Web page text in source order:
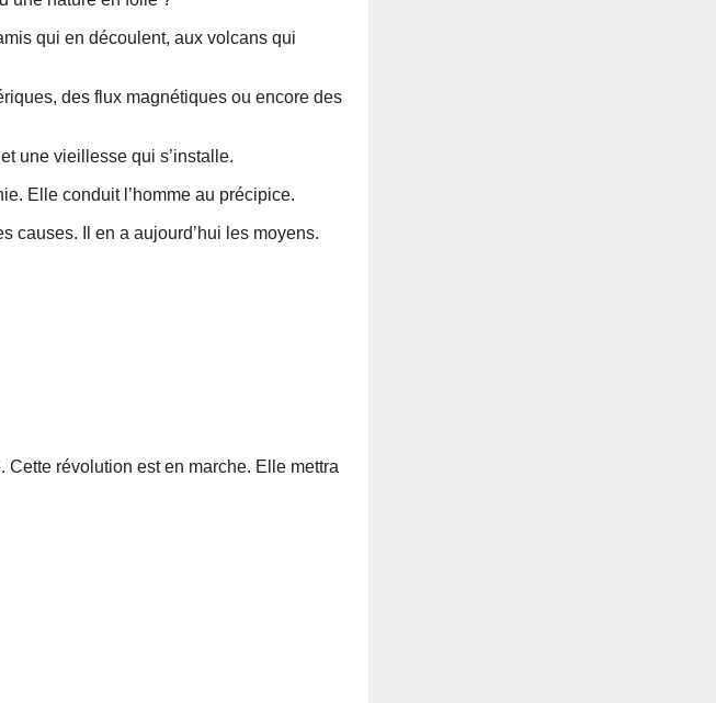
qui en découlent, aux volcans qui
des flux magnétiques ou encore des
une vieillesse qui s’installe.
Elle conduit l’homme au précipice.
causes. Il en a aujourd’hui les moyens.
Cette révolution est en marche. Elle mettra